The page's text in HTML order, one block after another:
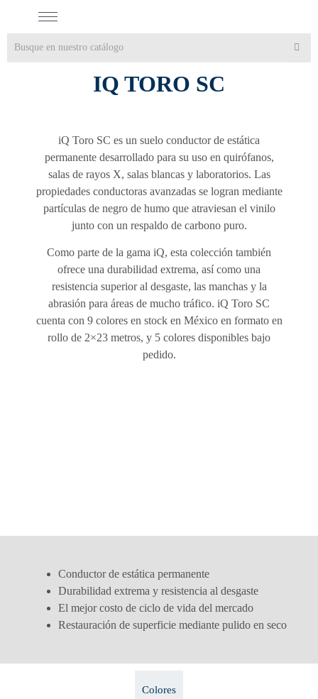
IQ TORO SC
iQ Toro SC es un suelo conductor de estática
permanente desarrollado para su uso en quirófanos,
salas de rayos X, salas blancas y laboratorios. Las
propiedades conductoras avanzadas se logran mediante
partículas de negro de humo que atraviesan el vinilo
junto con un respaldo de carbono puro.
Como parte de la gama iQ, esta colección también
ofrece una durabilidad extrema, así como una
resistencia superior al desgaste, las manchas y la
abrasión para áreas de mucho tráfico. iQ Toro SC
cuenta con 9 colores en stock en México en formato en
rollo de 2×23 metros, y 5 colores disponibles bajo
pedido.
Conductor de estática permanente
Durabilidad extrema y resistencia al desgaste
El mejor costo de ciclo de vida del mercado
Restauración de superficie mediante pulido en seco
Colores